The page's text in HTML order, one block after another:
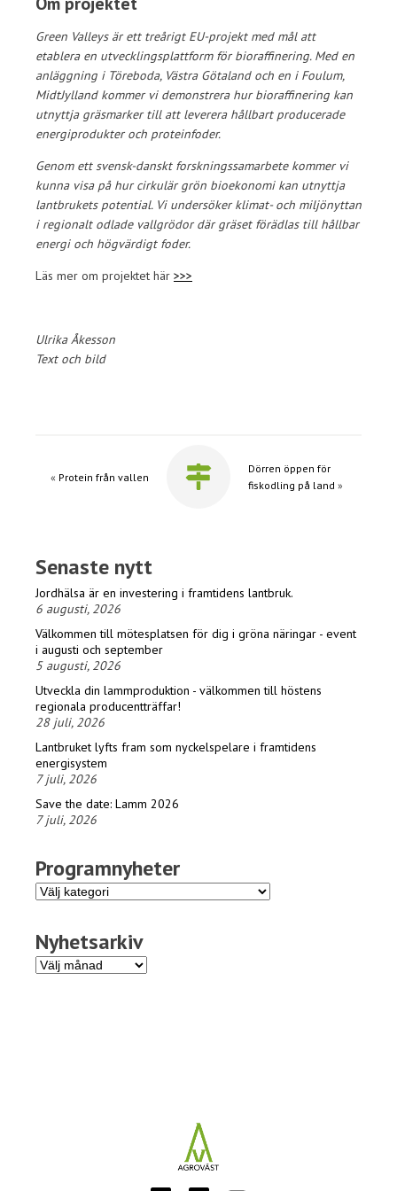
Green Valleys är ett treårigt EU-projekt med mål att
etablera en utvecklingsplattform för bioraffinering. Med en
anläggning i Töreboda, Västra Götaland och en i Foulum,
MidtJylland kommer vi demonstrera hur bioraffinering kan
utnyttja gräsmarker till att leverera hållbart producerade
energiprodukter och proteinfoder.
Genom ett svensk-danskt forskningssamarbete kommer vi
kunna visa på hur cirkulär grön bioekonomi kan utnyttja
lantbrukets potential. Vi undersöker klimat- och miljönyttan
i regionalt odlade vallgrödor där gräset förädlas till hållbar
energi och högvärdigt foder.
Läs mer om projektet här >>>
Ulrika Åkesson
Text och bild
« Protein från vallen
Dörren öppen för
fiskodling på land »
Senaste nytt
Jordhälsa är en investering i framtidens lantbruk.
6 augusti, 2026
Välkommen till mötesplatsen för dig i gröna näringar - event
i augusti och september
5 augusti, 2026
Utveckla din lammproduktion - välkommen till höstens
regionala producentträffar!
28 juli, 2026
Lantbruket lyfts fram som nyckelspelare i framtidens
energisystem
7 juli, 2026
Save the date: Lamm 2026
7 juli, 2026
Programnyheter
Programnyheter
Nyhetsarkiv
Nyhetsarkiv